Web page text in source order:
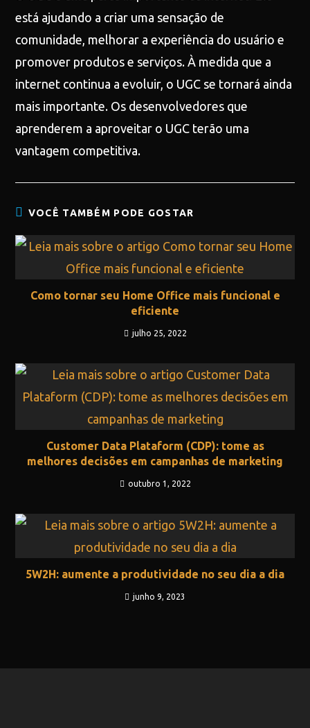
está ajudando a criar uma sensação de
comunidade, melhorar a experiência do usuário e
promover produtos e serviços. À medida que a
internet continua a evoluir, o UGC se tornará ainda
mais importante. Os desenvolvedores que
aprenderem a aproveitar o UGC terão uma
vantagem competitiva.
VOCÊ TAMBÉM PODE GOSTAR
Como tornar seu Home Office mais funcional e
eficiente
julho 25, 2022
Customer Data Plataform (CDP): tome as
melhores decisões em campanhas de marketing
outubro 1, 2022
5W2H: aumente a produtividade no seu dia a dia
junho 9, 2023